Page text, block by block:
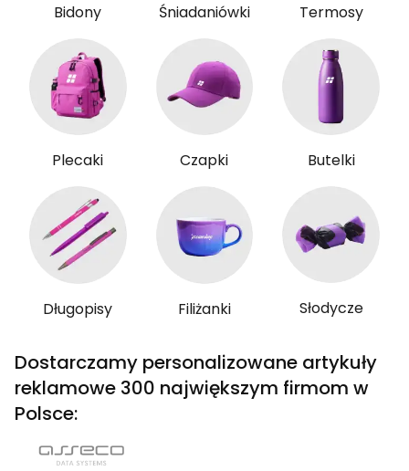
Bidony Śniadaniówki Termosy
Plecaki Czapki Butelki
Długopisy Filiżanki Słodycze
Dostarczamy personalizowane artykuły
reklamowe 300 największym firmom w
Polsce: